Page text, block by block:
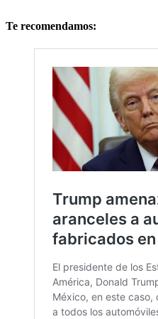
Te recomendamos: